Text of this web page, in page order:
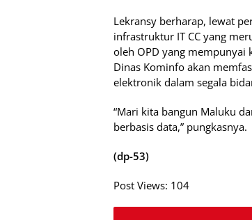
Lekransy berharap, lewat
infrastruktur IT CC yang
oleh OPD yang mempunyai
Dinas Kominfo akan
elektronik dalam segala
“Mari kita bangun Maluku
berbasis data,” pungkasnya.
(dp-53)
Post Views: 104